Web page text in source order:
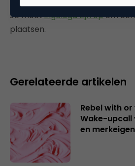
Je moetingelogd zijn opom
plaatsen.
Gerelateerde artikelen
Rebel with
Wake-
en